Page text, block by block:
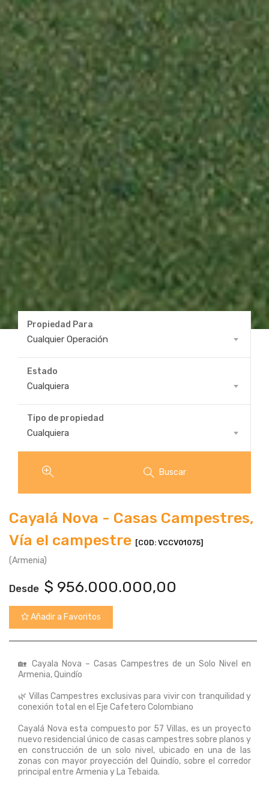
Propiedad Para
Cualquier Operación
Propiedad
Para
Estado
Cualquiera
Estado
Tipo de propiedad
Cualquiera
Tipo
propiedad
Buscar
Cayalá Nova - Casas Campestres,
Vía el campestre [COD: VCCV01075]
(Armenia)
Desde $ 956.000.000,00
Añadir a Favoritos
🏡 Cayala Nova – Casas Campestres de un Solo Nivel en
Armenia, Quindío
🌿 Villas Campestres exclusivas para vivir con tranquilidad y
conexión total en el Eje Cafetero Colombiano
Cayalá Nova esta compuesto por 57 Villas, es un proyecto
nuevo residencial único de casas campestres sobre planos y
en construcción de un solo nivel, ubicado en una de las
zonas con mayor proyección del Quindío, sobre el corredor
principal entre Armenia y La Tebaida.